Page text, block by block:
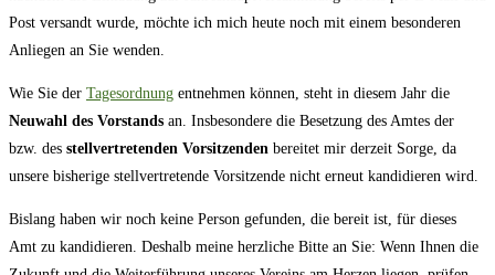
Post versandt wurde, möchte ich mich heute noch mit einem besonderen
Anliegen an Sie wenden.
Wie Sie der Tagesordnung entnehmen können, steht in diesem Jahr die
Neuwahl des Vorstands an. Insbesondere die Besetzung des Amtes der
bzw. des stellvertretenden Vorsitzenden bereitet mir derzeit Sorge, da
unsere bisherige stellvertretende Vorsitzende nicht erneut kandidieren wird.
Bislang haben wir noch keine Person gefunden, die bereit ist, für dieses
Amt zu kandidieren. Deshalb meine herzliche Bitte an Sie: Wenn Ihnen die